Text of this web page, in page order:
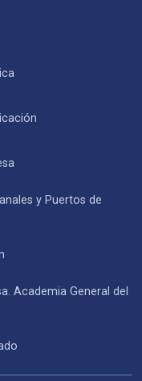
y Puertos de
Academia General del